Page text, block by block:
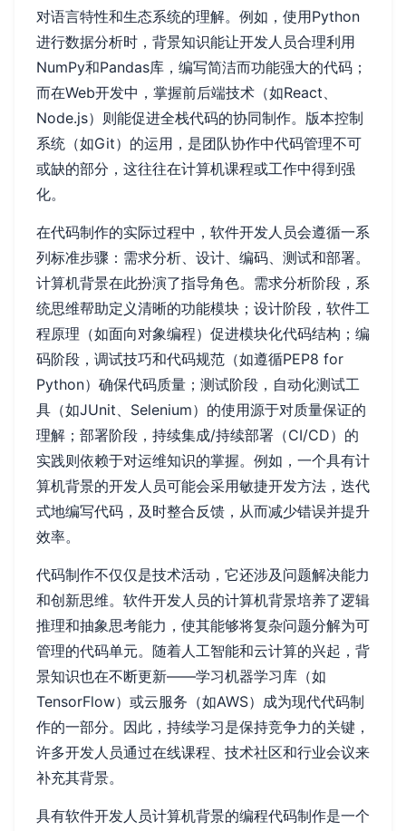
对语言特性和生态系统的理解。例如，使用Python
进行数据分析时，背景知识能让开发人员合理利用
NumPy和Pandas库，编写简洁而功能强大的代码；
而在Web开发中，掌握前后端技术（如React、
Node.js）则能促进全栈代码的协同制作。版本控制
系统（如Git）的运用，是团队协作中代码管理不可
或缺的部分，这往往在计算机课程或工作中得到强
化。
在代码制作的实际过程中，软件开发人员会遵循一系
列标准步骤：需求分析、设计、编码、测试和部署。
计算机背景在此扮演了指导角色。需求分析阶段，系
统思维帮助定义清晰的功能模块；设计阶段，软件工
程原理（如面向对象编程）促进模块化代码结构；编
码阶段，调试技巧和代码规范（如遵循PEP8 for
Python）确保代码质量；测试阶段，自动化测试工
具（如JUnit、Selenium）的使用源于对质量保证的
理解；部署阶段，持续集成/持续部署（CI/CD）的
实践则依赖于对运维知识的掌握。例如，一个具有计
算机背景的开发人员可能会采用敏捷开发方法，迭代
式地编写代码，及时整合反馈，从而减少错误并提升
效率。
代码制作不仅仅是技术活动，它还涉及问题解决能力
和创新思维。软件开发人员的计算机背景培养了逻辑
推理和抽象思考能力，使其能够将复杂问题分解为可
管理的代码单元。随着人工智能和云计算的兴起，背
景知识也在不断更新——学习机器学习库（如
TensorFlow）或云服务（如AWS）成为现代代码制
作的一部分。因此，持续学习是保持竞争力的关键，
许多开发人员通过在线课程、技术社区和行业会议来
补充其背景。
具有软件开发人员计算机背景的编程代码制作是一个